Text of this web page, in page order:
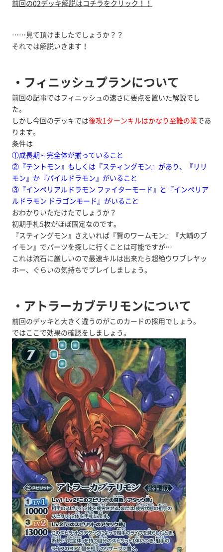
前回の02デッキ解説はコチラをクリック！！
……見て頂けましたでしょうか？？
それでは解説いきます！
・フィニッシュプランについて
前回の記事ではフィニッシュの速さに要点を置いた解説でし
た。
しかし今回のデッキでは後攻1ターンキルはかなり至難の業であ
ります。
条件は
①成長期～完全体が揃っていること
②『テントモン』もしくは『スティングモン』があり、『リリ
モン』か『パイルドラモン』がいること
③『インペリアルドラモン ファイターモード』と『インペリア
ルドラモン ドラゴンモード』がいること
おわかりいただけたでしょうか？
初期手札5枚がほぼ固定なのです。
『スティングモン』さえいれば『賢のワームモン』『大輔のブ
イモン』でパーツを探しに行くことは可能ですが…
これは流石に厳しいので最速キルは出来たら超絶ウワブレヤッ
ホー、ぐらいの気持ちでプレイしましょう。
・アトラーカブテリモンについて
前回のデッキと大きく違うのがこのカードの採用でしょう。
ではここで効果の確認をしましょう。